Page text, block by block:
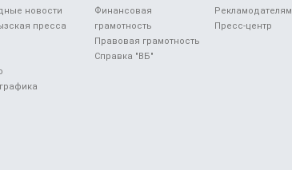
новости
пресса
Финансовая
грамотность
Правовая грамотность
Справка "ВБ"
Рекламодателям
Пресс-центр